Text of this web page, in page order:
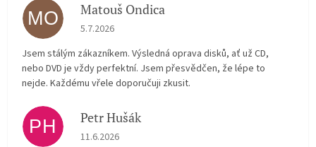
MO Matouš Ondica
Hodnocení obchodu je 5 z 5 hvězdiček.
5.7.2026
Jsem stálým zákazníkem. Výsledná oprava disků, ať už CD,
nebo DVD je vždy perfektní. Jsem přesvědčen, že lépe to
nejde. Každému vřele doporučuji zkusit.
PH Petr Hušák
Hodnocení obchodu je 5 z 5 hvězdiček.
11.6.2026